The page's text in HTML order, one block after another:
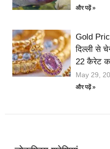
और पढ़ें »
Gold
दिल्ली से
22 कैरेट
May 29,
और पढ़ें »